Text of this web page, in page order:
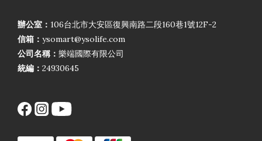
辦公室： 106台北市大安區復興南路二段160巷1號12F-2
信箱： ysomart@ysolife.com
公司名稱： 樂端國際有限公司
統編： 24930645